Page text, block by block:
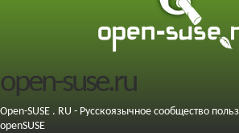
open-suse.ru
Open-SUSE . RU - Русскоязычное сообщество
openSUSE